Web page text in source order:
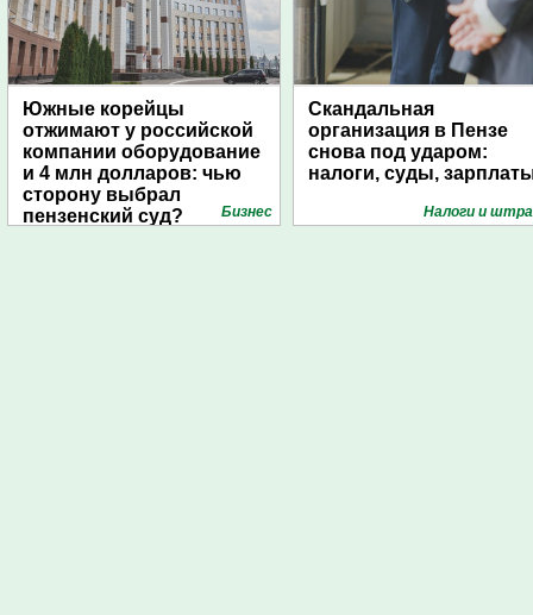
Южные корейцы
отжимают у российской
компании оборудование
и 4 млн долларов: чью
сторону выбрал
пензенский суд?
Бизнес
Скандальная
организация в Пензе
снова под ударом:
налоги, суды,
Налоги и